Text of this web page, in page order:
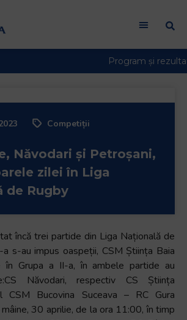
Competiții
Năvodari și Petroșani,
zilei în Liga
de Rugby
încă trei partide din Liga Națională de
a s-au impus oaspeții, CSM Știința Baia
în Grupa a II-a, în ambele partide au
Năvodari, respectiv CS Știința
CSM Bucovina Suceava – RC Gura
30 aprilie, de la ora 11:00, în timp